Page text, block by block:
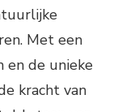
Met een
en de unieke
kracht van